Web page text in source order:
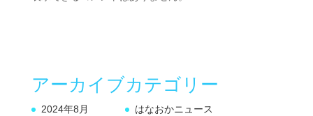
アーカイブ
2024年8月
カテゴリー
はなおかニュース